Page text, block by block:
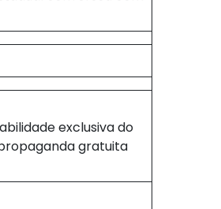
exclusiva do
gratuita